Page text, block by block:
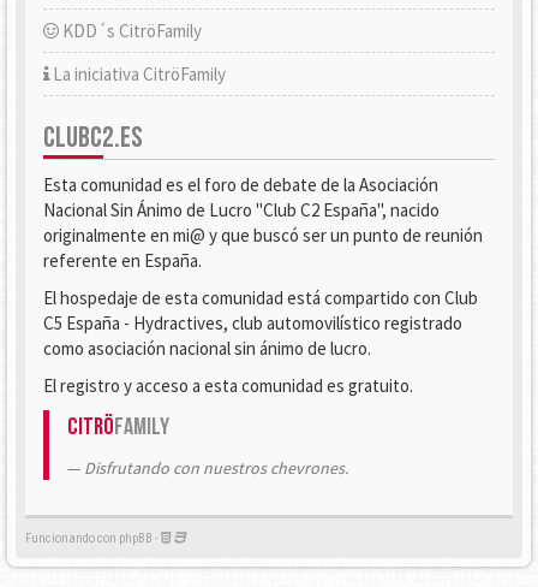
KDD´s CitröFamily
La iniciativa CitröFamily
CLUBC2.ES
Esta comunidad es el foro de debate de la Asociación
Nacional Sin Ánimo de Lucro "Club C2 España", nacido
originalmente en mi@ y que buscó ser un punto de reunión
referente en España.
El hospedaje de esta comunidad está compartido con Club
C5 España - Hydractives, club automovilístico registrado
como asociación nacional sin ánimo de lucro.
El registro y acceso a esta comunidad es gratuito.
CitröFamily
Disfrutando con nuestros chevrones.
Funcionando con phpBB -